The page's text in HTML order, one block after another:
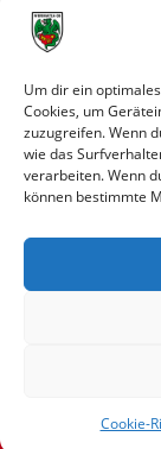
Um dir ein
Cookies, um
zuzugreifen. Wenn
wie das
verarbeiten. Wenn
können bestimmte
Cookie-
30. Juli 2026
28. Juli 2026
Neuer
28. Juli 2026
Neue Podcast-
Eindrücke vom
27. Juli 2026